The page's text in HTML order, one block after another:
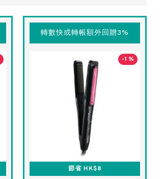
轉數快或轉帳額外回贈3%
-1 %
節省 HK$8